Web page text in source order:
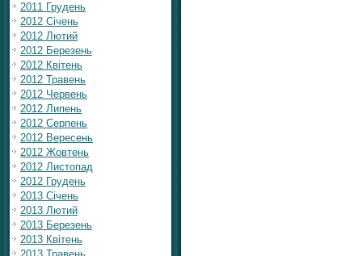
2011 Грудень
2012 Січень
2012 Лютий
2012 Березень
2012 Квітень
2012 Травень
2012 Червень
2012 Липень
2012 Серпень
2012 Вересень
2012 Жовтень
2012 Листопад
2012 Грудень
2013 Січень
2013 Лютий
2013 Березень
2013 Квітень